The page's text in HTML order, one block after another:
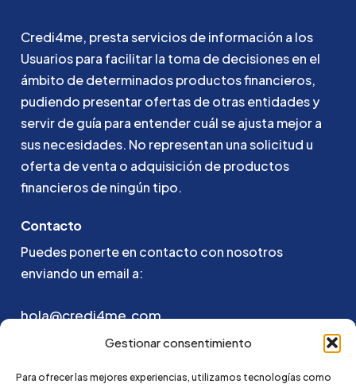
Gestionar consentimiento
Para ofrecer las mejores experiencias, utilizamos tecnologías como
Credi4me, prestaserviciosdeinformación a los
Usuariospara facilitarla toma dedecisionesen el
ámbito dedeterminadosproductosfinancieros,
pudiendo presentarofertasdeotrasentidadesy
servirdeguía para entendercuálseajusta mejora
susnecesidades. No representan unasolicitud u
oferta deventa o adquisición deproductos
financierosdeningún tipo.
Contacto
Puedes ponerte en contacto con nosotros
enviando un email a:
hola@credi4me.com